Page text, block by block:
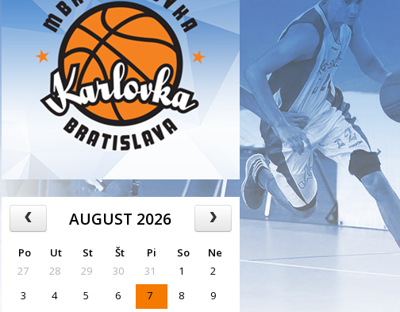
AUGUST 2026
Po Ut St Št Pi So
Ne
27
28 29 30 31 1
2
3
4 5 6 7 8
9